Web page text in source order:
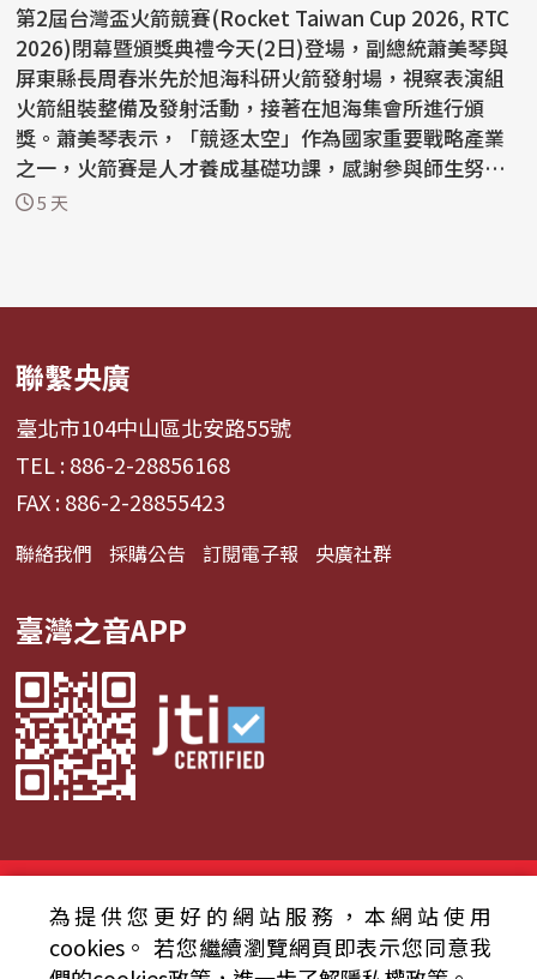
第2屆台灣盃火箭競賽(Rocket Taiwan Cup 2026, RTC
2026)閉幕暨頒獎典禮今天(2日)登場，副總統蕭美琴與
屏東縣長周春米先於旭海科研火箭發射場，視察表演組
火箭組裝整備及發射活動，接著在旭海集會所進行頒
獎。蕭美琴表示，「競逐太空」作為國家重要戰略產業
之一，火箭賽是人才養成基礎功課，感謝參與師生努
力。 蕭副總...
5 天
聯繫央廣
臺北市104中山區北安路55號
TEL : 886-2-28856168
FAX : 886-2-28855423
聯絡我們 採購公告 訂閱電子報 央廣社群
臺灣之音APP
© 2024財團法人中央廣播電臺 版權所有
資通安全政策聲明
服務條款 隱私權條款
為提供您更好的網站服務，本網站使用
cookies。 若您繼續瀏覽網頁即表示您同意我